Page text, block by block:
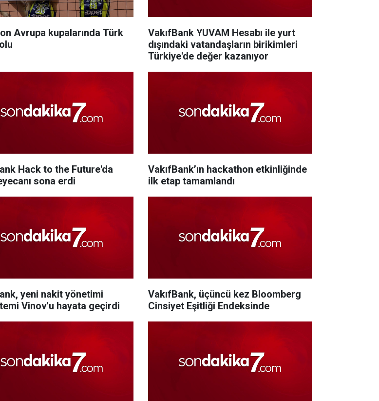
Avrupa kupalarında Türk
VakıfBank YUVAM Hesabı ile yurt
dışındaki vatandaşların birikimleri
Türkiye'de değer kazanıyor
Hack to the Future'da
sona erdi
VakıfBank’ın hackathon etkinliğinde
ilk etap tamamlandı
yeni nakit yönetimi
Vinov'u hayata geçirdi
VakıfBank, üçüncü kez Bloomberg
Cinsiyet Eşitliği Endeksinde